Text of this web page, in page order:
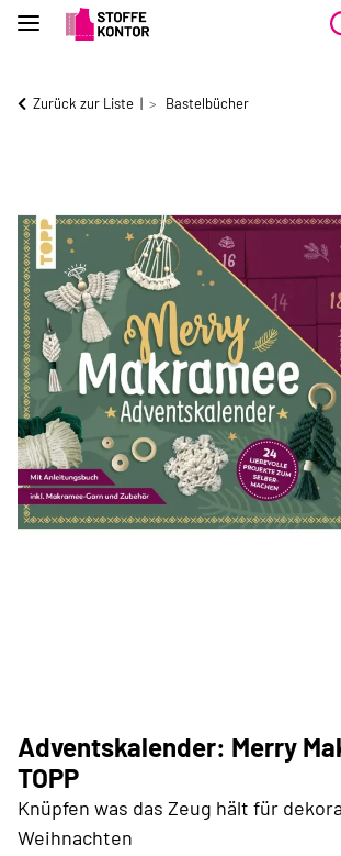
Zurück zur Liste Bastelbücher
Adventskalender: Merry
TOPP
Knüpfen was das Zeug hält für
Weihnachten